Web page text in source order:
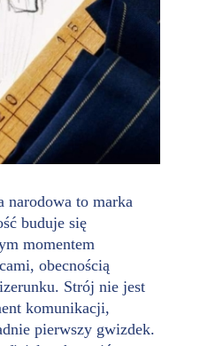
narodowa to marka
buduje się
momentem
obecnością
Strój nie jest
komunikacji,
pierwszy gwizdek.